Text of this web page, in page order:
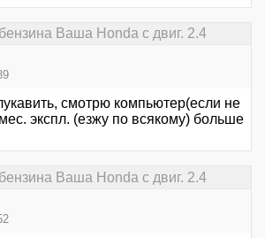
Ваша Honda с двиг. 2.4
смотрю компьютер(если не
экспл. (езжу по всякому) больше
Ваша Honda с двиг. 2.4